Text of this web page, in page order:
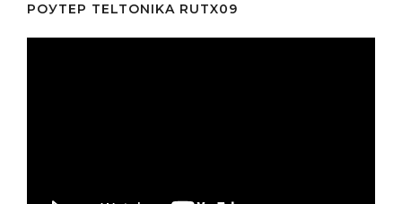
РОУТЕР TELTONIKA RUTX09